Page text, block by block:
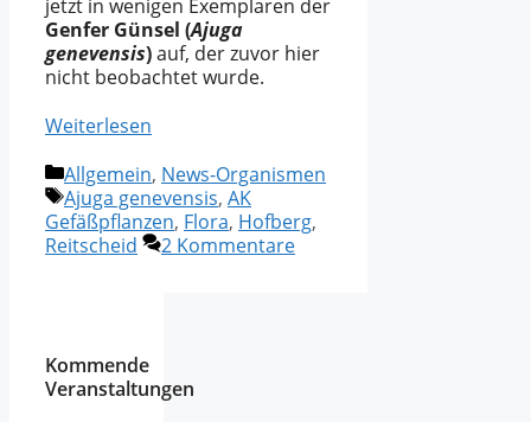
jetzt in wenigen Exemplaren der
Genfer Günsel (Ajuga
genevensis)auf, der zuvor hier
nicht beobachtet wurde.
Weiterlesen
Kategorien
Allgemein, News-Organismen
Schlagwörter
Ajuga genevensis, AK
Gefäßpflanzen, Flora, Hofberg,
Reitscheid
2 Kommentare
Kommende
Veranstaltungen